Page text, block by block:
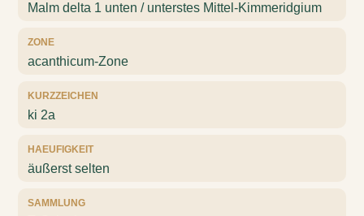
Malm delta 1 unten / unterstes Mittel-Kimmeridgium
ZONE
acanthicum-Zone
KURZZEICHEN
ki 2a
HAEUFIGKEIT
äußerst selten
SAMMLUNG